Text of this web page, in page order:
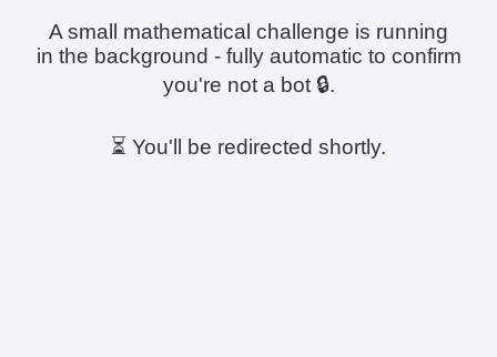
A small mathematical challenge is running
in the background - fully automatic to confirm
you're not a bot 🔒.
⏳ You'll be redirected shortly.